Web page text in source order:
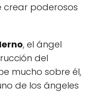
crear poderosos
, el ángel
del
mucho sobre él,
de los ángeles